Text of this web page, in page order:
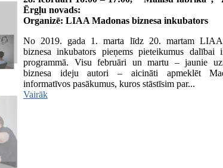
Ērgļu novads:
Organizē: LIAA Madonas biznesa inkubators
No 2019. gada 1. marta līdz 20. martam LIAA
biznesa inkubators pieņems pieteikumus dalībai
programmā. Visu februāri un martu – jaunie
biznesa ideju autori – aicināti apmeklēt
informatīvos pasākumus, kuros stāstīsim par...
Vairāk